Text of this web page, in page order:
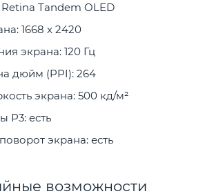
Tandem OLED
1668 x 2420
экрана: 120 Гц
дюйм (PPI): 264
экрана: 500 кд/м²
P3: есть
экрана: есть
возможности